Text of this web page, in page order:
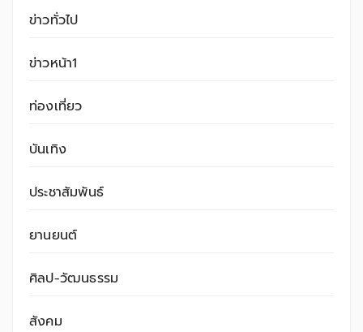
ข่าวทั่วไป
ข่าวหน้า1
ท่องเที่ยว
บันเทิง
ประชาสัมพันธ์
ยานยนต์
ศิลป-วัฒนธรรม
สังคม